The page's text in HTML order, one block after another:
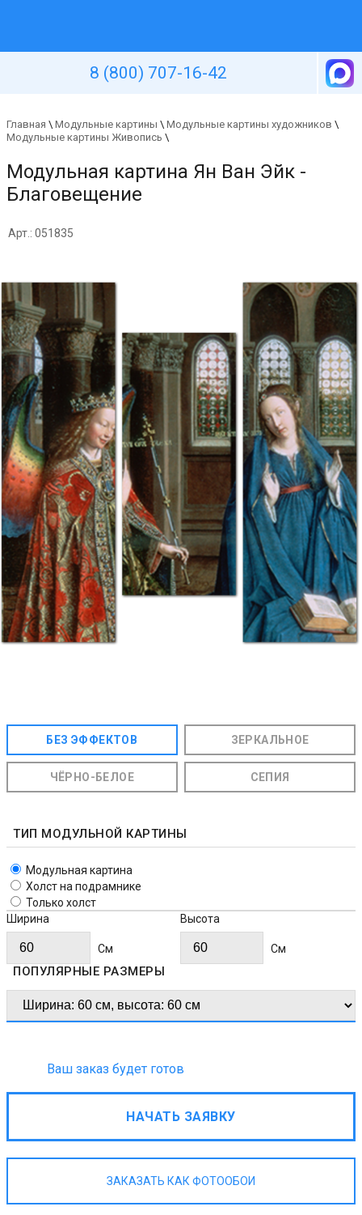
8 (800) 707-16-42
Главная \ Модульные картины \ Модульные картины художников \
Модульные картины Живопись \
Модульная картина Ян Ван Эйк -
Благовещение
Арт.: 051835
БЕЗ ЭФФЕКТОВ ЗЕРКАЛЬНОЕ
ЧЁРНО-БЕЛОЕ СЕПИЯ
ТИП МОДУЛЬНОЙ КАРТИНЫ
Модульная картина
Холст на подрамнике
Только холст
Ширина
Cм
Высота
Cм
ПОПУЛЯРНЫЕ РАЗМЕРЫ
Ваш заказ будет готов
НАЧАТЬ ЗАЯВКУ
ЗАКАЗАТЬ КАК ФОТООБОИ